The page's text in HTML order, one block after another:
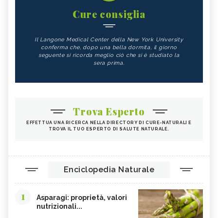
Cure consiglia
Il Langone Medical Center della New York University
conferma che, dopo una bella dormita, il giorno
seguente si ricorda meglio ciò che si è studiato la
sera prima.
Trova Esperto
EFFETTUA UNA RICERCA NELLA DIRECTORY DI CURE-NATURALI E
TROVA IL TUO ESPERTO DI SALUTE NATURALE.
Enciclopedia Naturale
1
Asparagi: proprietà, valori
nutrizionali...